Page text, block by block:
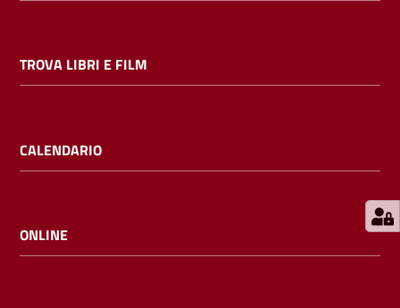
ragazzi
i
l
TROVA LIBRI E FILM
CALENDARIO
ONLINE